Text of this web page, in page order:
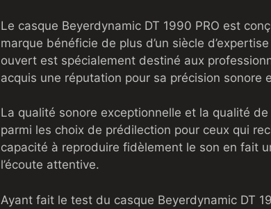
Le casque Beyerdynamic DT 1990 PRO est
marque bénéficie de plus d’un siècle
ouvert est spécialement destiné aux
acquis une réputation pour sa précision sonore
La qualité sonore exceptionnelle et la qualité
parmi les choix de prédilection pour ceux qui
capacité à reproduire fidèlement le son en fait
l’écoute attentive.
Ayant fait le test du casque Beyerdynamic DT